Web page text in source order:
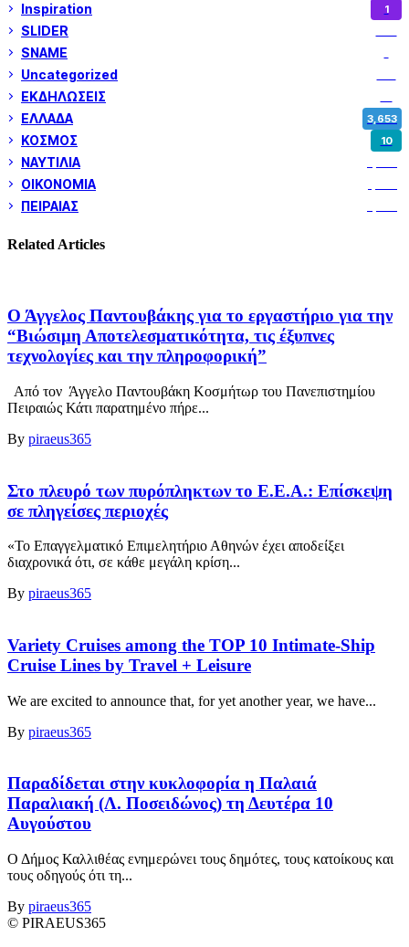
Inspiration 1
SLIDER
SNAME
Uncategorized
ΕΚΔΗΛΩΣΕΙΣ
ΕΛΛΑΔΑ 3,653
ΚΟΣΜΟΣ 10
ΝΑΥΤΙΛΙΑ
ΟΙΚΟΝΟΜΙΑ
ΠΕΙΡΑΙΑΣ
Related Articles
Ο Άγγελος Παντουβάκης για το εργαστήριο για την
“Βιώσιμη Αποτελεσματικότητα, τις έξυπνες
τεχνολογίες και την πληροφορική”
Από τον Άγγελο Παντουβάκη Κοσμήτωρ του Πανεπιστημίου
Πειραιώς Κάτι παρατημένο πήρε...
By piraeus365
Στο πλευρό των πυρόπληκτων το Ε.Ε.Α.: Επίσκεψη
σε πληγείσες περιοχές
«Το Επαγγελματικό Επιμελητήριο Αθηνών έχει αποδείξει
διαχρονικά ότι, σε κάθε μεγάλη κρίση...
By piraeus365
Variety Cruises among the TOP 10 Intimate-Ship
Cruise Lines by Travel + Leisure
We are excited to announce that, for yet another year, we have...
By piraeus365
Παραδίδεται στην κυκλοφορία η Παλαιά
Παραλιακή (Λ. Ποσειδώνος) τη Δευτέρα 10
Αυγούστου
Ο Δήμος Καλλιθέας ενημερώνει τους δημότες, τους κατοίκους και
τους οδηγούς ότι τη...
By piraeus365
© PIRAEUS365